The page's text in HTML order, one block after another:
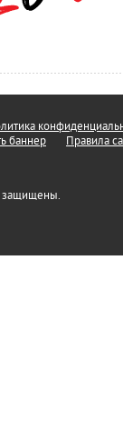
баннер Правила
защищены.